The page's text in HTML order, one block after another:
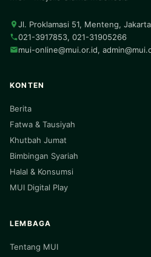
Jl. Proklamasi 51, Menteng,
021-3917853, 021-31905266
mui-online@mui.or.id,
KONTEN
Berita
Fatwa & Tausiyah
Khutbah Jumat
Bimbingan Syariah
Halal & Konsumsi
MUI Digital Play
LEMBAGA
Tentang MUI